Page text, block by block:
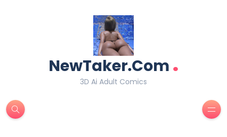
NewTaker.Com .
3D Ai Adult Comics